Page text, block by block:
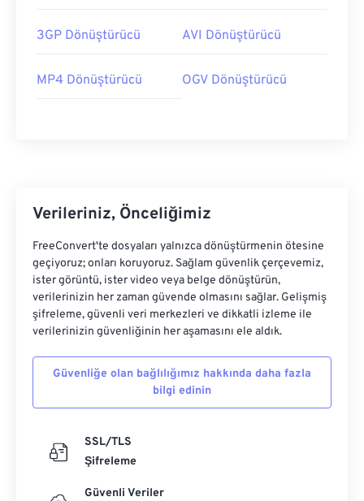
3GP Dönüştürücü AVI Dönüştürücü
MP4 Dönüştürücü OGV Dönüştürücü
Verileriniz, Önceliğimiz
FreeConvert'te dosyaları yalnızca dönüştürmenin ötesine
geçiyoruz; onları koruyoruz. Sağlam güvenlik çerçevemiz,
ister görüntü, ister video veya belge dönüştürün,
verilerinizin her zaman güvende olmasını sağlar. Gelişmiş
şifreleme, güvenli veri merkezleri ve dikkatli izleme ile
verilerinizin güvenliğinin her aşamasını ele aldık.
Güvenliğe olan bağlılığımız hakkında daha fazla
bilgi edinin
SSL/TLS
Şifreleme
Güvenli Veriler